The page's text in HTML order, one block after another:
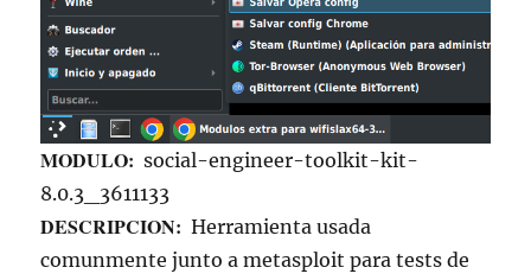
MODULO: social-engineer-toolkit-kit-
8.0.3_3611133
DESCRIPCION: Herramienta usada
comunmente junto a metasploit para tests de